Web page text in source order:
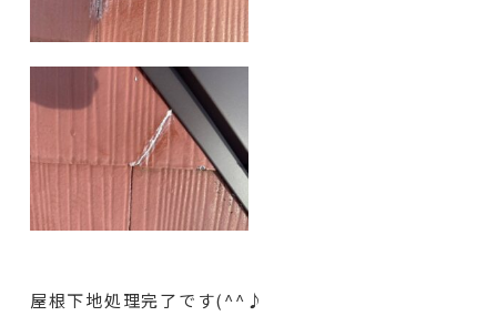
屋根下地処理完了です(^^♪